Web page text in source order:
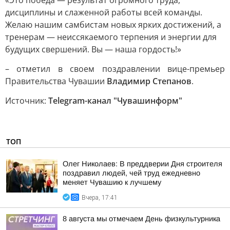
дисциплины и слаженной работы всей команды.
Желаю нашим самбистам новых ярких достижений, а
тренерам — неиссякаемого терпения и энергии для
будущих свершений. Вы — наша гордость!»
– отметил в своем поздравлении вице-премьер
Правительства Чувашии Владимир Степанов.
Источник: Telegram-канал "Чувашинформ"
ТОП
Олег Николаев: В преддверии Дня строителя
поздравил людей, чей труд ежедневно
меняет Чувашию к лучшему
Вчера, 17:41
8 августа мы отмечаем День физкультурника